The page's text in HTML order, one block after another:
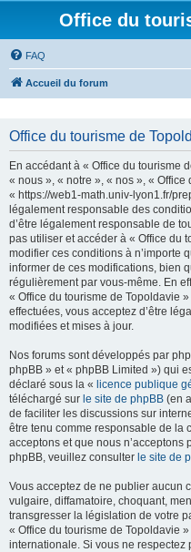
Office du
FAQ
Accueil du forum
Office du tourisme de
En accédant à « Office du tourisme
« nous », « notre », « nos », «
« https://web1-math.univ-lyon1.fr/
légalement responsable des
d’être légalement responsable de
pas utiliser et accéder à « Office du
modifier ces conditions à n’importe
informer de ces modifications, bien
régulièrement par vous-même. En
« Office du tourisme de Topoldavie
effectuées, vous acceptez d’être
modifiées et mises à jour.
Nos forums sont développés par
phpBB » et « phpBB Limited ») qui
déclaré sous la « licence publique
téléchargé sur le site de phpBB (en
de faciliter les discussions sur
être tenu comme responsable de la
acceptons et que nous n’acceptons
phpBB, veuillez consulter le site de
Vous acceptez de ne publier aucun
vulgaire, diffamatoire, choquant,
transgresser la législation de votre
« Office du tourisme de Topoldavie
internationale. Si vous ne